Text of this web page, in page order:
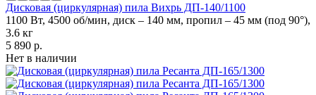
Дисковая (циркулярная) пила Вихрь ДП-140/1100
1100 Вт, 4500 об/мин, диск – 140 мм, пропил – 45 мм (под 90°),
3.6 кг
5 890 p.
Нет в наличии